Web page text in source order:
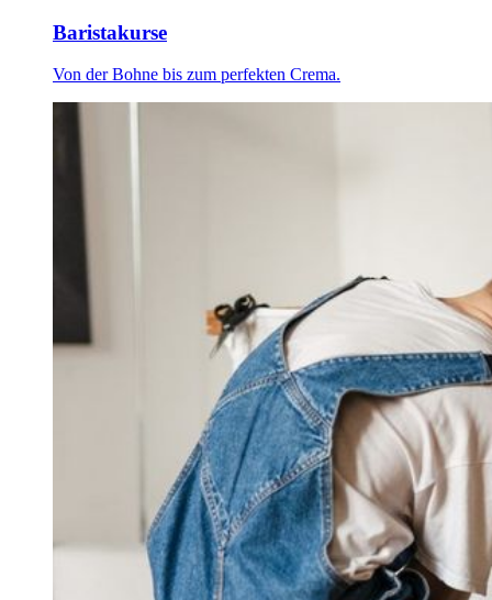
Baristakurse
Von der Bohne bis zum perfekten Crema.